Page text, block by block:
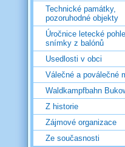
Technické památky,
pozoruhodné objekty
Úročnice letecké
snímky z balónů
Usedlosti v obci
Válečné a poválečné
Waldkampfbahn
Z historie
Zájmové organizace
Ze současnosti